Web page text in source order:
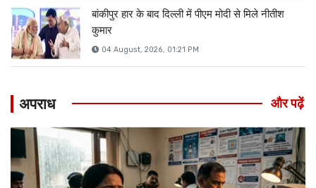
बांकीपुर हार के बाद दिल्ली में पीएम मोदी से मिले नीतीश
कुमार
04 August, 2026, 01:21 PM
अपराध और पढ़ें